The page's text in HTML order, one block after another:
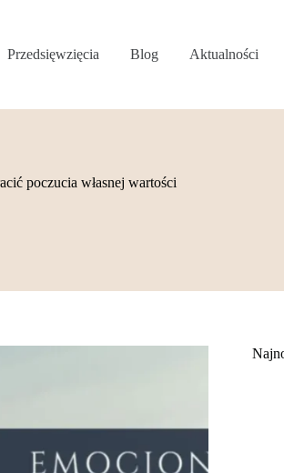
Przedsięwzięcia Blog Aktualności
poczucia własnej wartości